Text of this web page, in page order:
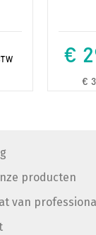
€
€
producten
van